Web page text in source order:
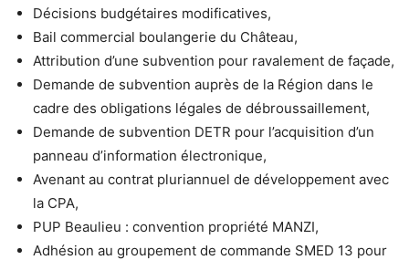
Décisions budgétaires modificatives,
Bail commercial boulangerie du Château,
Attribution d’une subvention pour ravalement de façade,
Demande de subvention auprès de la Région dans le
cadre des obligations légales de débroussaillement,
Demande de subvention DETR pour l’acquisition d’un
panneau d’information électronique,
Avenant au contrat pluriannuel de développement avec
la CPA,
PUP Beaulieu : convention propriété MANZI,
Adhésion au groupement de commande SMED 13 pour